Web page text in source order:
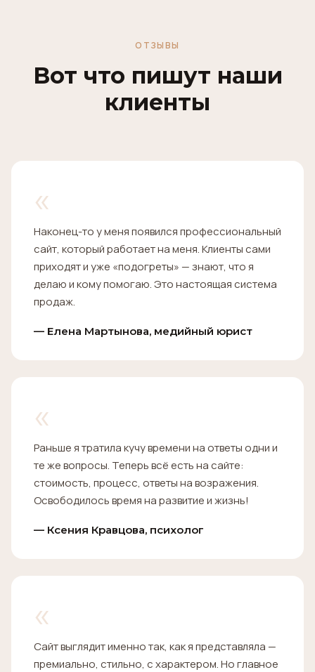
ОТЗЫВЫ
Вот что пишут наши
клиенты
«
Наконец-то у меня появился профессиональный
сайт, который работает на меня. Клиенты сами
приходят и уже «подогреты» — знают, что я
делаю и кому помогаю. Это настоящая система
продаж.
— Елена Мартынова, медийный юрист
«
Раньше я тратила кучу времени на ответы одни и
те же вопросы. Теперь всё есть на сайте:
стоимость, процесс, ответы на возражения.
Освободилось время на развитие и жизнь!
— Ксения Кравцова, психолог
«
Сайт выглядит именно так, как я представляла —
премиально, стильно, с характером. Но главное